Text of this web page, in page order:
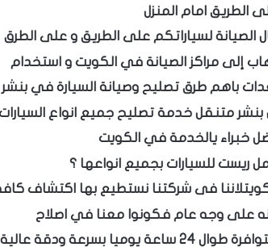
الطريق امام المنزل
الصيانة لسياراتكم على الطريق و على الطرق
إلى مراكز الصيانة في الكويت و استخدام
باهم طرق تصليح وصيانة السيارة في بنشر
متنقل خدمة تصليح جميع انواع
خبراء يالخدمة في الكويت
ريست للسيارات بجميع انواعها ؟
فى شركتنا نستطيع بها اكتشاف
على وجه عام فكونوا معنا في اصلاح
يوميا بسرعة ودقة عالية